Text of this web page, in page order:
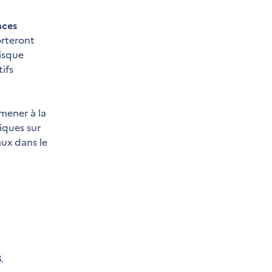
à la
sur
dans le